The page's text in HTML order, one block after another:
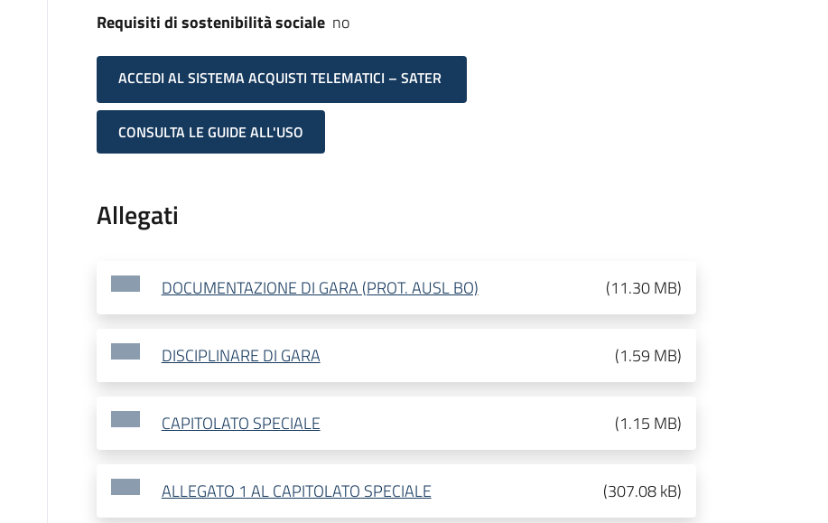
Requisiti di sostenibilità sociale no
ACCEDI AL SISTEMA ACQUISTI TELEMATICI – SATER
CONSULTA LE GUIDE ALL'USO
Allegati
DOCUMENTAZIONE DI GARA (PROT. AUSL BO) (11.30 MB)
DISCIPLINARE DI GARA (1.59 MB)
CAPITOLATO SPECIALE (1.15 MB)
ALLEGATO 1 AL CAPITOLATO SPECIALE (307.08 kB)